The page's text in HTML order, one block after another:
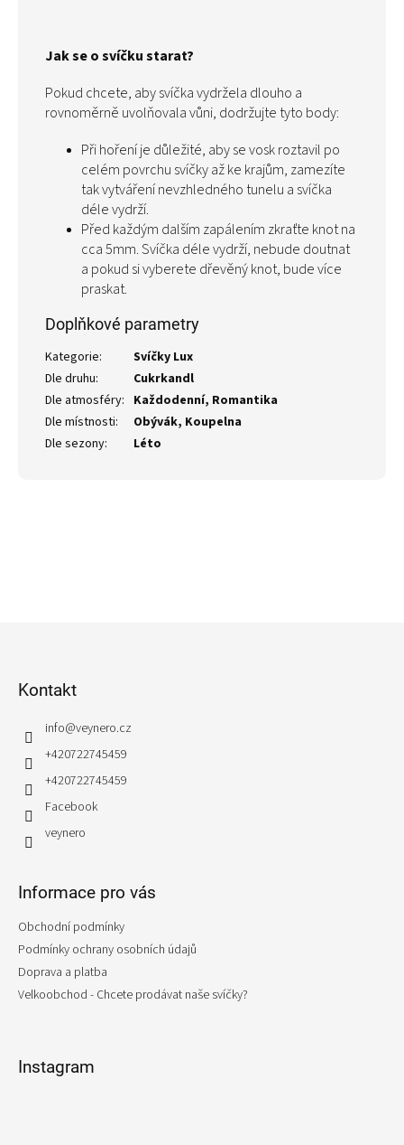
Jak se o svíčku starat?
Pokud chcete, aby svíčka vydržela dlouho a
rovnoměrně uvolňovala vůni, dodržujte tyto body:
Při hoření je důležité, aby se vosk roztavil po
celém povrchu svíčky až ke krajům, zamezíte
tak vytváření nevzhledného tunelu a svíčka
déle vydrží.
Před každým dalším zapálením zkraťte knot na
cca 5mm. Svíčka déle vydrží, nebude doutnat
a pokud si vyberete dřevěný knot, bude více
praskat.
Doplňkové parametry
Kategorie:
Svíčky Lux
Dle druhu:
Cukrkandl
Dle atmosféry: Každodenní, Romantika
Dle místnosti:
Obývák, Koupelna
Dle sezony: Léto
Kontakt
info@veynero.cz
+420722745459
+420722745459
Facebook
veynero
Informace pro vás
Obchodní podmínky
Podmínky ochrany osobních údajů
Doprava a platba
Velkoobchod - Chcete prodávat naše svíčky?
Instagram